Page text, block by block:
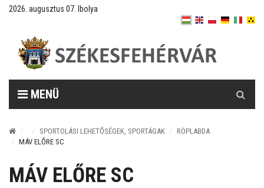
2026. augusztus 07. Ibolya
MENÜ
SPORTOLÁSI LEHETŐSÉGEK, SPORTÁGAK
RÖPLABDA
MÁV ELŐRE SC
MÁV ELŐRE SC